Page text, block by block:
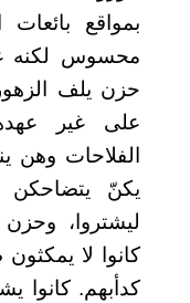
بمواقع
محسوس لكنه
حزن يلف
على غير
الفلاحات وهن
يكنّ يتضاحكن
ليشتروا،
كانوا لا يمكثون
كدأبهم. كانوا